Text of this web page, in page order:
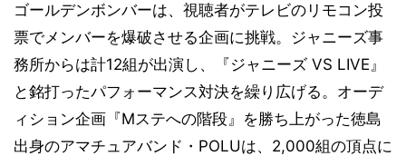
ゴールデンボンバーは、視聴者がテレビのリモコン投
票でメンバーを爆破させる企画に挑戦。ジャニーズ事
務所からは計12組が出演し、『ジャニーズ VS LIVE』
と銘打ったパフォーマンス対決を繰り広げる。オーデ
ィション企画『Mステへの階段』を勝ち上がった徳島
出身のアマチュアバンド・POLUは、2,000組の頂点に